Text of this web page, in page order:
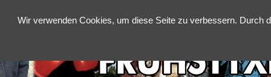
Wir verwenden Cookies, um diese Seite zu verbessern.